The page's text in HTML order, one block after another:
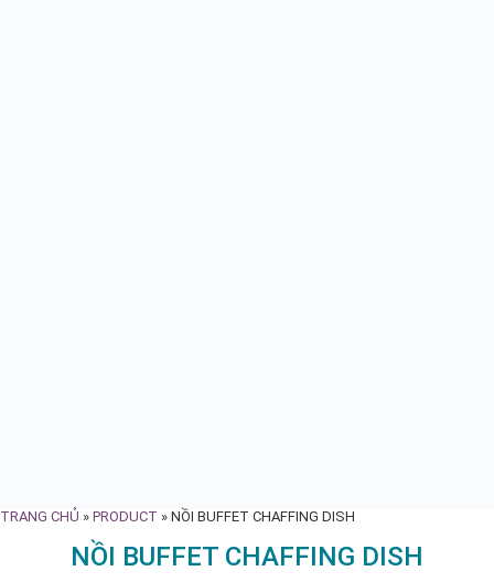
TRANG CHỦ » PRODUCT » NỒI BUFFET CHAFFING DISH
NỒI BUFFET CHAFFING DISH